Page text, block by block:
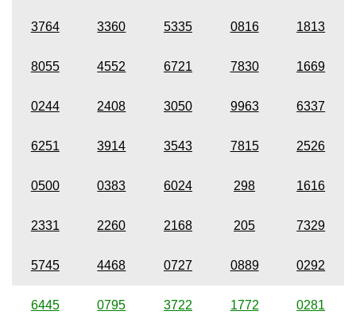
3764 3360 5335 0816 1813
8055 4552 6721 7830 1669
0244 2408 3050 9963 6337
6251 3914 3543 7815 2526
0500 0383 6024 298 1616
2331 2260 2168 205 7329
5745 4468 0727 0889 0292
6445 0795 3722 1772 0281